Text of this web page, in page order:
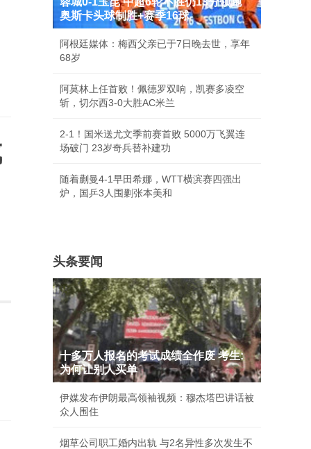
奥斯卡头球制胜+赛季16球
阿根廷媒体：梅西父亲已于7日晚去世，享年
68岁
阿莫林上任首败！佩德罗双响，凯赛多凌空
斩，切尔西3-0大胜AC米兰
2-1！国米送尤文季前赛首败 5000万飞翼连
场破门 23岁奇兵替补建功
随着蒯曼4-1早田希娜，WTT横滨赛四强出
炉，国乒3人围剿张本美和
头条要闻
十多万人报名的考试成绩全作废 考生:
为何让别人买单
伊媒发布伊朗最高领袖视频：穆杰塔巴讲话被
众人围住
烟草公司职工婚内出轨 与2名异性多次发生不